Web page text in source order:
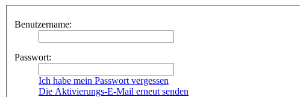
Benutzername:
Passwort:
Ich habe mein Passwort vergessen
Die Aktivierungs-E-Mail erneut senden